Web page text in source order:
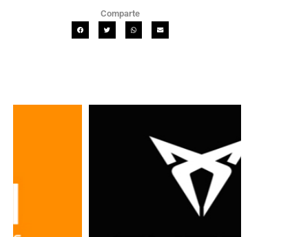
Comparte